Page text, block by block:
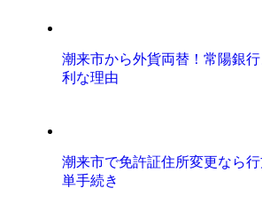
潮来市から外貨両替！常陽銀
利な理由
潮来市で免許証住所変更なら
単手続き